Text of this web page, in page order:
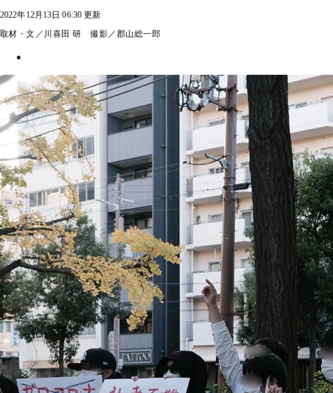
2022年12月13日 06:30 更新
取材・文／川喜田 研 撮影／郡山総一郎